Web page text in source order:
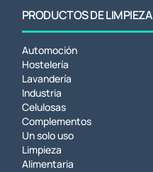
PRODUCTOS DE LIMPIEZA
Automoción
Hostelería
Lavandería
Industria
Celulosas
Complementos
Un solo uso
Limpieza
Alimentaria